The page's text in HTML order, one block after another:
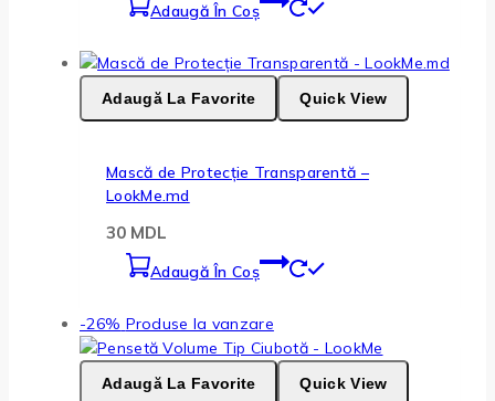
Adaugă În Coș
Adaugă La Favorite Quick View
Mască de Protecție Transparentă –
LookMe.md
30 MDL
Adaugă În Coș
-26% Produse la vanzare
Adaugă La Favorite Quick View